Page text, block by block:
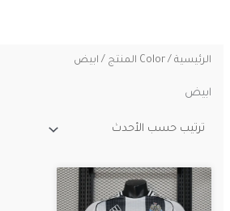
الرئيسية / Color المنتج / ابيض
ابيض